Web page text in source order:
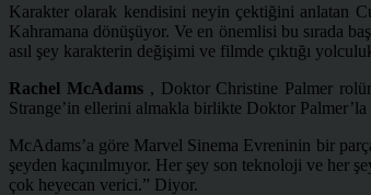
Karakter olarak kendisini neyin çektiğini anlatan
Kahramana dönüşüyor. Ve en önemlisi bu sırada
asıl şey karakterin değişimi ve filmde çıktığı
Rachel McAdams, Doktor Christine Palmer
Strange’in ellerini almakla birlikte Doktor
McAdams’a göre Marvel Sinema Evreninin bir
şeyden kaçınılmıyor. Her şey son teknoloji ve her
çok heyecan verici.” Diyor.